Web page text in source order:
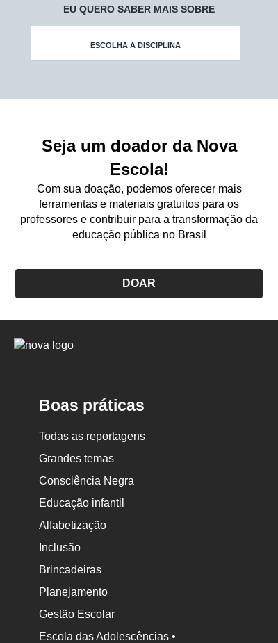
EU QUERO SABER MAIS SOBRE
ESCOLHA A DISCIPLINA
Seja um doador da Nova
Escola!
Com sua doação, podemos oferecer mais
ferramentas e materiais gratuitos para os
professores e contribuir para a transformação da
educação pública no Brasil
DOAR
Logo
Boas práticas
Todas as reportagens
Grandes temas
Consciência Negra
Educação infantil
Alfabetização
Inclusão
Brincadeiras
Planejamento
Gestão Escolar
Escola das Adolescências •